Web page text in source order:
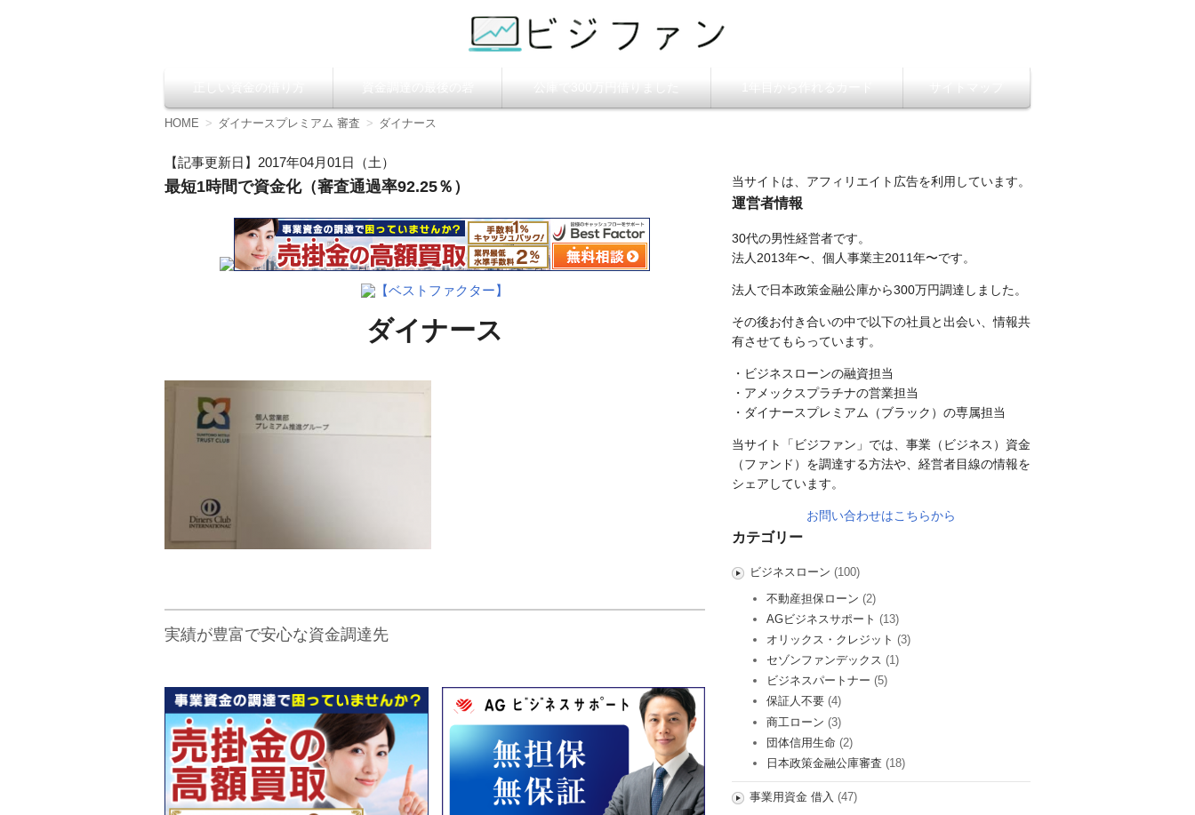
資金調達の方法【ビジファン】
ン
テ
ツ
へ
移
HOME ダイナースプレミアム 審査 ダイナース
【記事更新日】2017年04月01日（土）
最短1時間で資金化（審査通過率92.25％）
【ベストファクター】
ダイナース
実績が豊富で安心な資金調達先
当サイトは、アフィリエイト広告を利用しています。
運営者情報
30代の男性経営者です。
法人2013年〜、個人事業主2011年〜です。
法人で日本政策金融公庫から300万円調達しました。
その後お付き合いの中で以下の社員と出会い、情報共
有させてもらっています。
・ビジネスローンの融資担当
・アメックスプラチナの営業担当
・ダイナースプレミアム（ブラック）の専属担当
当サイト「ビジファン」では、事業（ビジネス）資金
（ファンド）を調達する方法や、経営者目線の情報を
シェアしています。
お問い合わせはこちらから
カテゴリー
ビジネスローン (100)
不動産担保ローン (2)
AGビジネスサポート (13)
オリックス・クレジット (3)
セゾンファンデックス (1)
ビジネスパートナー (5)
保証人不要 (4)
商工ローン (3)
団体信用生命 (2)
日本政策金融公庫審査 (18)
事業用資金 借入 (47)